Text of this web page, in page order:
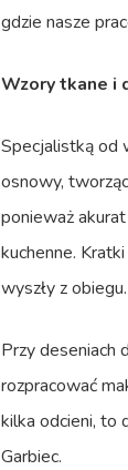
gdzie nasze
Wzory tkane i
Specjalistką od
osnowy,
ponieważ
kuchenne.
wyszły z
Przy deseniach
rozpracować
kilka odcieni, to
Garbiec.